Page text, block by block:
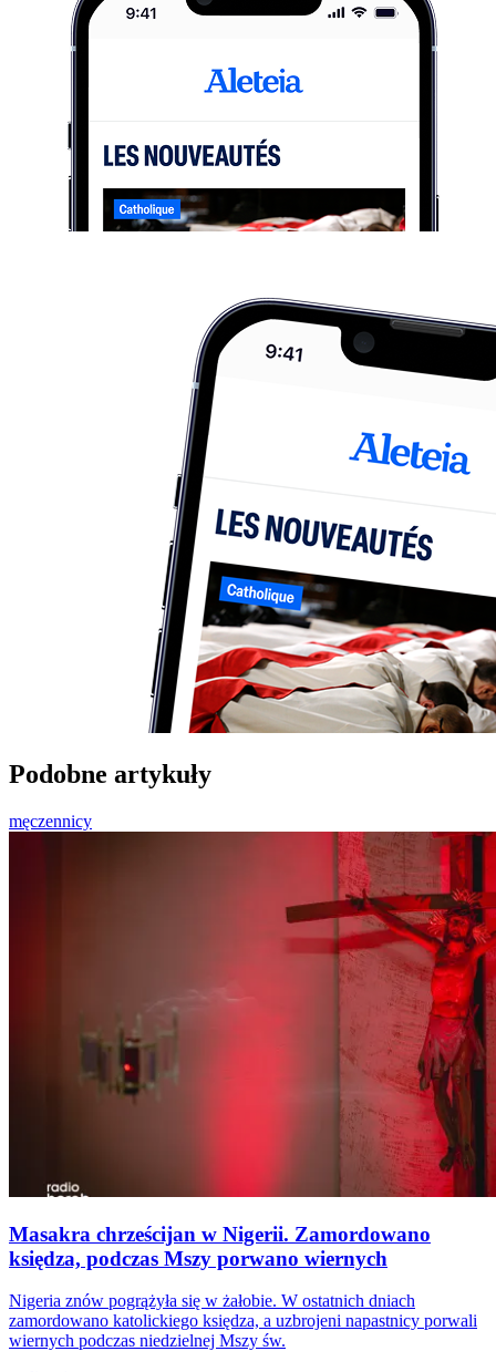
Podobne artykuły
męczennicy
Masakra chrześcijan w Nigerii. Zamordowano
księdza, podczas Mszy porwano wiernych
Nigeria znów pogrążyła się w żałobie. W ostatnich dniach
zamordowano katolickiego księdza, a uzbrojeni napastnicy porwali
wiernych podczas niedzielnej Mszy św.